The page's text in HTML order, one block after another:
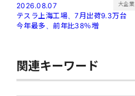
2026.08.07 大企業
テスラ上海工場、7月出荷9.3万台
今年最多、前年比38％増
関連キーワード